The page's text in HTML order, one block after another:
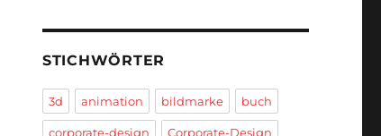
STICHWÖRTER
3d animation bildmarke buch
corporate-design Corporate-Design